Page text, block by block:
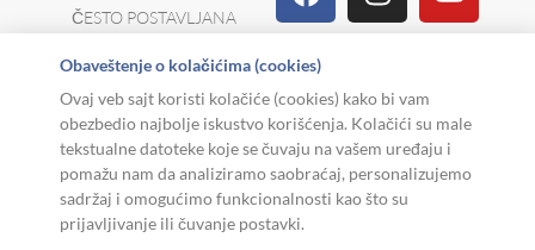
ČESTO POSTAVLJANA
REKLAMACIJE I
POVRAT ROBE
USLOVI KORIŠĆENJA
Obaveštenje o kolačićima (cookies)
Ovaj veb sajt koristi kolačiće (cookies) kako bi vam
obezbedio najbolje iskustvo korišćenja. Kolačići su male
tekstualne datoteke koje se čuvaju na vašem uređaju i
pomažu nam da analiziramo saobraćaj, personalizujemo
sadržaj i omogućimo funkcionalnosti kao što su
prijavljivanje ili čuvanje postavki.